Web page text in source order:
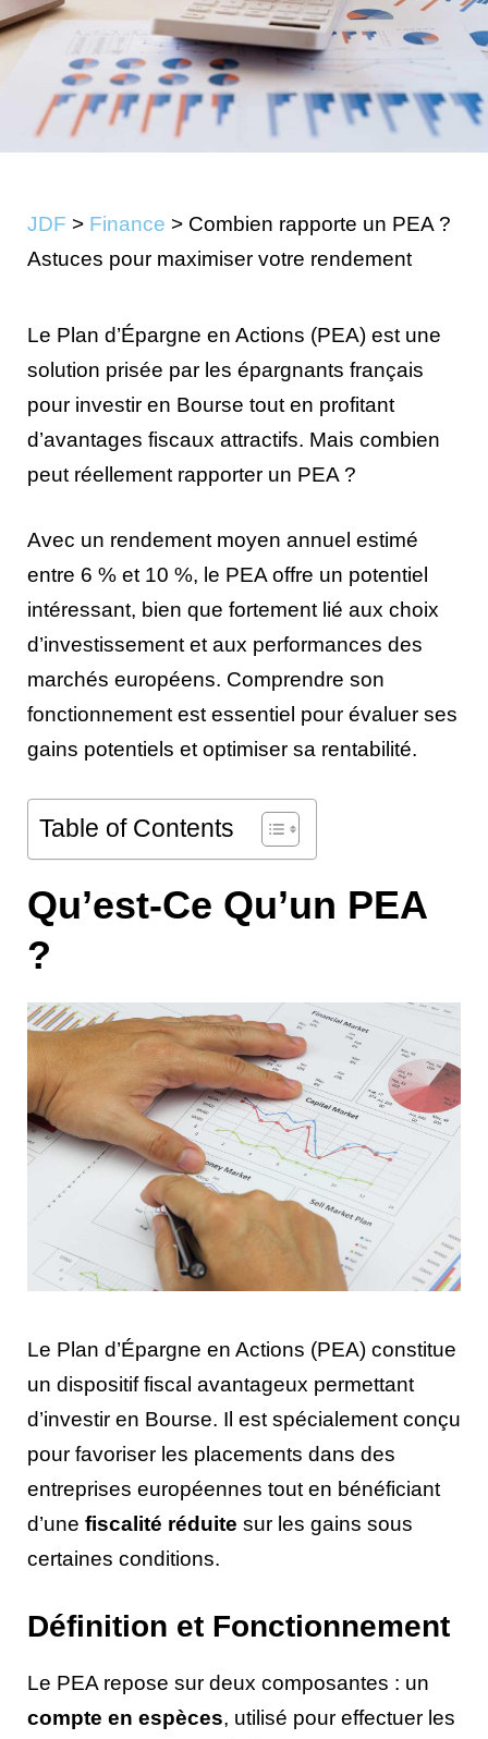
JDF > Finance > Combien rapporte un PEA ?
Astuces pour maximiser votre rendement
Le Plan d’Épargne en Actions (PEA) est une
solution prisée par les épargnants français
pour investir en Bourse tout en profitant
d’avantages fiscaux attractifs. Mais combien
peut réellement rapporter un PEA ?
Avec un rendement moyen annuel estimé
entre 6 % et 10 %, le PEA offre un potentiel
intéressant, bien que fortement lié aux choix
d’investissement et aux performances des
marchés européens. Comprendre son
fonctionnement est essentiel pour évaluer ses
gains potentiels et optimiser sa rentabilité.
Table of Contents
Qu’est-Ce Qu’un PEA
?
Le Plan d’Épargne en Actions (PEA) constitue
un dispositif fiscal avantageux permettant
d’investir en Bourse. Il est spécialement conçu
pour favoriser les placements dans des
entreprises européennes tout en bénéficiant
d’une fiscalité réduite sur les gains sous
certaines conditions.
Définition et Fonctionnement
Le PEA repose sur deux composantes : un
compte en espèces, utilisé pour effectuer les